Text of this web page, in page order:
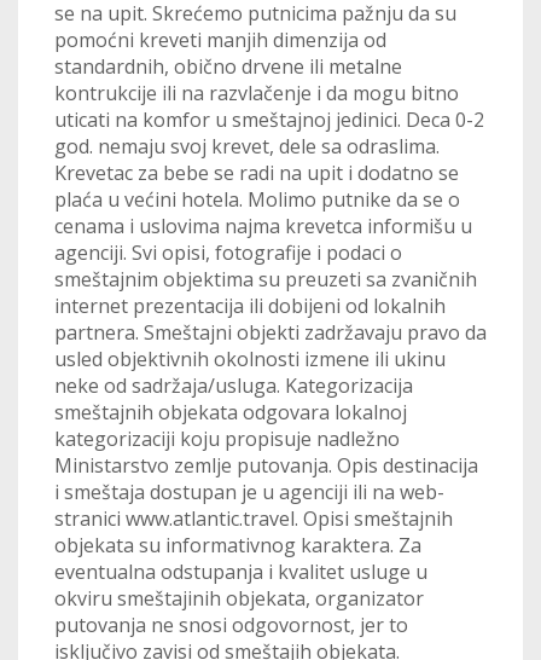
se na upit. Skrećemo putnicima pažnju da su
pomoćni kreveti manjih dimenzija od
standardnih, obično drvene ili metalne
kontrukcije ili na razvlačenje i da mogu bitno
uticati na komfor u smeštajnoj jedinici. Deca 0-2
god. nemaju svoj krevet, dele sa odraslima.
Krevetac za bebe se radi na upit i dodatno se
plaća u većini hotela. Molimo putnike da se o
cenama i uslovima najma krevetca informišu u
agenciji. Svi opisi, fotografije i podaci o
smeštajnim objektima su preuzeti sa zvaničnih
internet prezentacija ili dobijeni od lokalnih
partnera. Smeštajni objekti zadržavaju pravo da
usled objektivnih okolnosti izmene ili ukinu
neke od sadržaja/usluga. Kategorizacija
smeštajnih objekata odgovara lokalnoj
kategorizaciji koju propisuje nadležno
Ministarstvo zemlje putovanja. Opis destinacija
i smeštaja dostupan je u agenciji ili na web-
stranici www.atlantic.travel. Opisi smeštajnih
objekata su informativnog karaktera. Za
eventualna odstupanja i kvalitet usluge u
okviru smeštajinih objekata, organizator
putovanja ne snosi odgovornost, jer to
isključivo zavisi od smeštajih objekata.